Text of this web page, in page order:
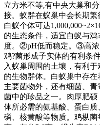
立方米不等,有中央大巢和
接。蚁群在蚁巢中会长期
白蚁个体可达
的生态条件，适宜白蚁与
度。②pH低而稳定。③高浓
鸡?菌形成子实体的有利条
入蚁巢周围的土壤，有利
的生物群体。白蚁巢中存
主要菌物外，还有细菌、
菌中的珍品之一。肉厚肥
体所必需的氨基酸、蛋白质
磷、核黄酸等物质。鸡枞菌